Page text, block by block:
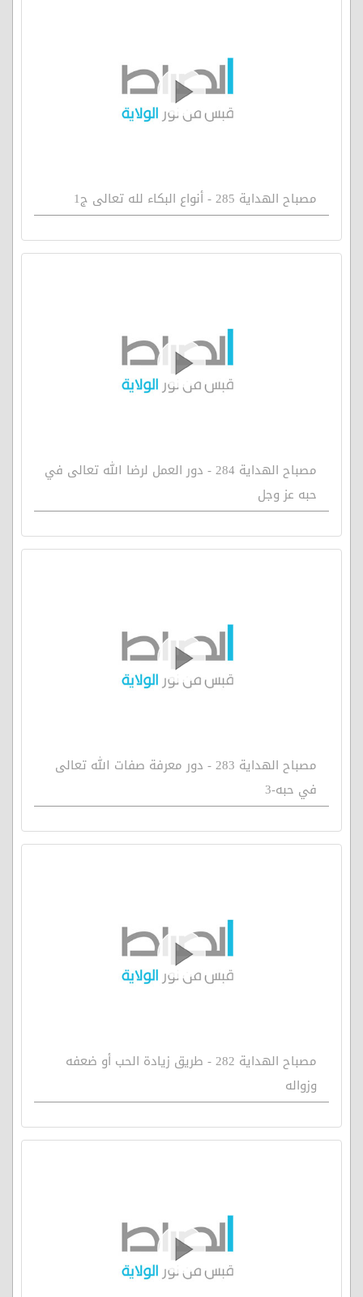
مصباح الهداية 285 - أنواع البكاء لله تعالى ج1
مصباح الهداية 284 - دور العمل لرضا الله تعالى في
حبه عز وجل
مصباح الهداية 283 - دور معرفة صفات الله تعالى
في حبه-3
مصباح الهداية 282 - طريق زيادة الحب أو ضعفه
وزواله